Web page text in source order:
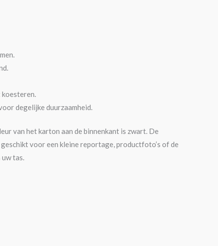
degelijke duurzaamheid.
van het karton aan de binnenkant is zwart. De
voor een kleine reportage, productfoto’s of de
tas.